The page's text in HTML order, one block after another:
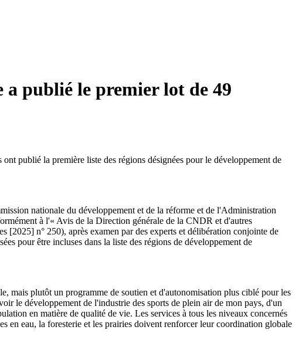
publié le premier lot de 49
publié la première liste des régions désignées pour le développement de
nationale du développement et de la réforme et de l'Administration
à l'« Avis de la Direction générale de la CNDR et d'autres
n° 250), après examen par des experts et délibération conjointe de
pour être incluses dans la liste des régions de développement de
mais plutôt un programme de soutien et d'autonomisation plus ciblé pour les
le développement de l'industrie des sports de plein air de mon pays, d'un
en matière de qualité de vie. Les services à tous les niveaux concernés
en eau, la foresterie et les prairies doivent renforcer leur coordination globale